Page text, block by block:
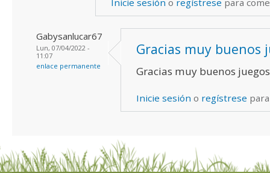
Gabysanlucar67
Lun, 07/04/2022 -
11:07
enlace permanente
Gracias muy buenos
Gracias muy buenos juegos
Inicie sesión o regístrese